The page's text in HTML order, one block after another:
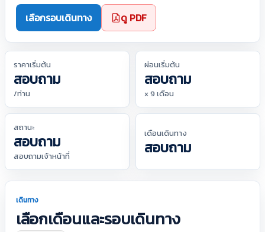
เลือกรอบเดินทาง ดู PDF
ราคาเริ่มต้น
สอบถาม
/ท่าน
ผ่อนเริ่มต้น
สอบถาม
x 9 เดือน
สถานะ
สอบถาม
สอบถามเจ้าหน้าที่
เดือนเดินทาง
สอบถาม
เดินทาง
เลือกเดือนและรอบเดินทาง